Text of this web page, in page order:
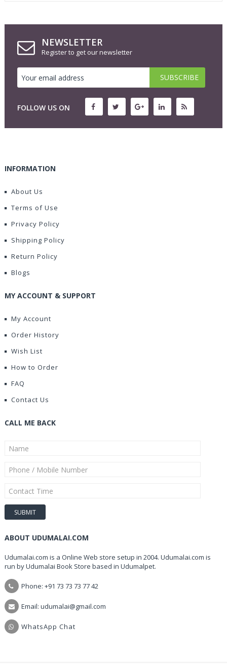
NEWSLETTER
Register to get our newsletter
FOLLOW US ON
INFORMATION
About Us
Terms of Use
Privacy Policy
Shipping Policy
Return Policy
Blogs
MY ACCOUNT & SUPPORT
My Account
Order History
Wish List
How to Order
FAQ
Contact Us
CALL ME BACK
ABOUT UDUMALAI.COM
Udumalai.com is a Online Web store setup in 2004. Udumalai.com is
run by Udumalai Book Store based in Udumalpet.
Phone: +91 73 73 73 77 42
Email: udumalai@gmail.com
WhatsApp Chat